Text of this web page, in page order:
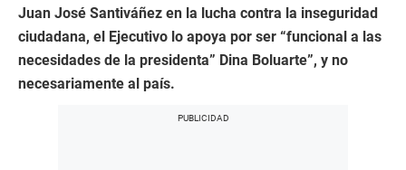
Juan José Santiváñez en la lucha contra la inseguridad
ciudadana, el Ejecutivo lo apoya por ser “funcional a las
necesidades de la presidenta” Dina Boluarte”, y no
necesariamente al país.